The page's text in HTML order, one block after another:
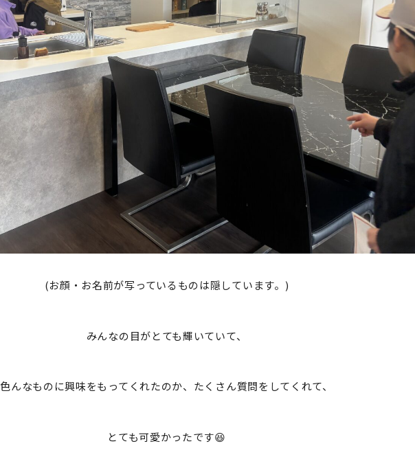
(お顔・お名前が写っているものは隠しています。)
みんなの目がとても輝いていて、
色んなものに興味をもってくれたのか、たくさん質問をしてくれて、
とても可愛かったです😆